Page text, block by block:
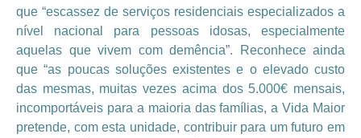
que “escassez de serviços residenciais especializados a
nível nacional para pessoas idosas, especialmente
aquelas que vivem com demência”. Reconhece ainda
que “as poucas soluções existentes e o elevado custo
das mesmas, muitas vezes acima dos 5.000€ mensais,
incomportáveis para a maioria das famílias, a Vida Maior
pretende, com esta unidade, contribuir para um futuro em